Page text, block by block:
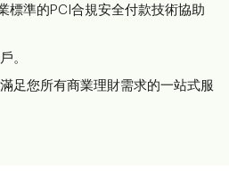
標準的PCI合規安全付款技術協助
。
足您所有商業理財需求的一站式服